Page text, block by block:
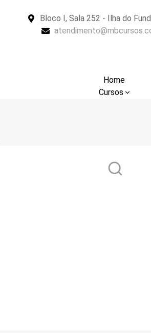
Bloco I, Sala 252 - Ilha do
Home
Cursos